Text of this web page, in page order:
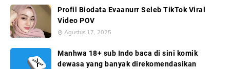
Profil Biodata Evaanurr Seleb TikTok Viral
Video POV
Agustus 17, 2025
Manhwa 18+ sub Indo baca di sini komik
dewasa yang banyak direkomendasikan